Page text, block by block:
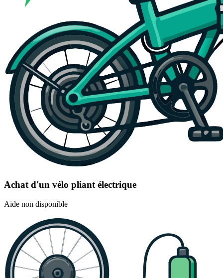
Achat d'un vélo pliant électrique
Aide non disponible